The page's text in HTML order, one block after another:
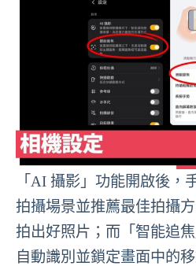
「AI 攝影」功能開啟後，
拍攝場景並推薦最佳拍攝
拍出好照片；而「智能追
自動識別並鎖定畫面中的